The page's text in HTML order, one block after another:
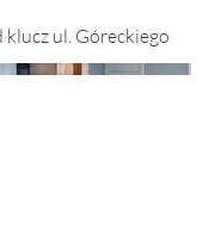
ul. Góreckiego